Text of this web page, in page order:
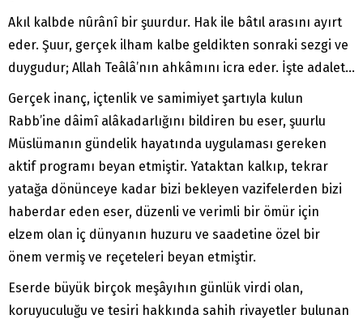
Akıl kalbde nûrânî bir şuurdur. Hak ile bâtıl arasını ayırt
eder. Şuur, gerçek ilham kalbe geldikten sonraki sezgi ve
duygudur; Allah Teâlâ’nın ahkâmını icra eder. İşte adalet…
Gerçek inanç, içtenlik ve samimiyet şartıyla kulun
Rabb’ine dâimî alâkadarlığını bildiren bu eser, şuurlu
Müslümanın gündelik hayatında uygulaması gereken
aktif programı beyan etmiştir. Yataktan kalkıp, tekrar
yatağa dönünceye kadar bizi bekleyen vazifelerden bizi
haberdar eden eser, düzenli ve verimli bir ömür için
elzem olan iç dünyanın huzuru ve saadetine özel bir
önem vermiş ve reçeteleri beyan etmiştir.
Eserde büyük birçok meşâyıhın günlük virdi olan,
koruyuculuğu ve tesiri hakkında sahih rivayetler bulunan